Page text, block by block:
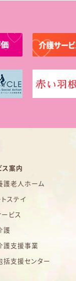
ス案内
護老人ホーム
ステイ
ービス
護
護支援事業
括支援センター